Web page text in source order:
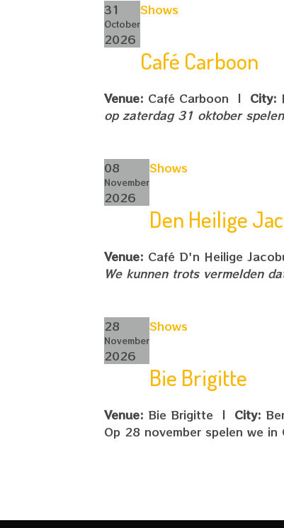
31
October
2026
Shows
Café Carboon
Venue: Café Carboon | City:
op zaterdag 31 oktober
08
November
2026
Shows
Den Heilige
Venue: Café D'n Heilige
We kunnen trots vermelden
28
November
2026
Shows
Bie Brigitte
Venue: Bie Brigitte | City:
Op 28 november spelen we